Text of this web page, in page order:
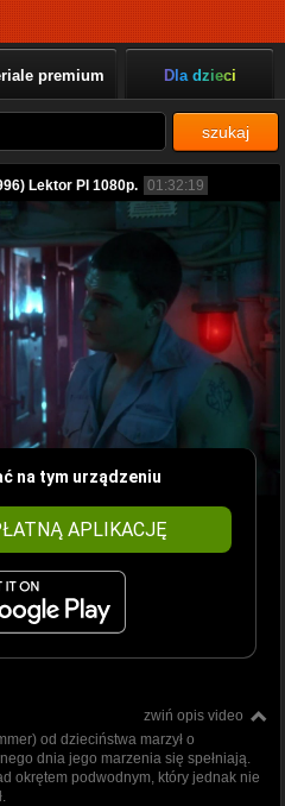
premium Dla dzieci
szukaj
Lektor Pl 1080p. 01:32:19
na tym urządzeniu
APLIKACJĘ
zwiń opis video
od dzieciństwa marzył o
dnia jego marzenia się spełniają.
okrętem podwodnym, który jednak nie